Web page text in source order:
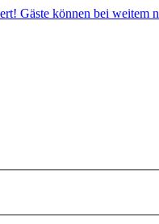
Gäste können bei